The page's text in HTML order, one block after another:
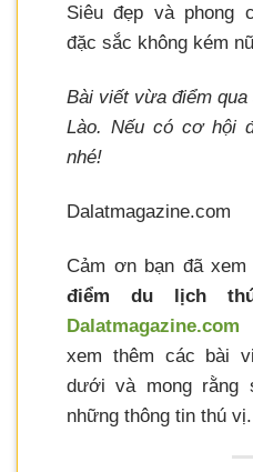
Siêu đẹp và phong
đặc sắc không kém
Bài viết vừa điểm
Lào. Nếu có cơ hội
nhé!
Dalatmagazine.com
Cảm ơn bạn đã
điểm du lịch
Dalatmagazine.com
xem thêm các bài
dưới và mong rằng
những thông tin thú vị.